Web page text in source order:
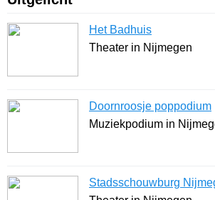
Het Badhuis
Theater in Nijmegen
Doornroosje poppodium
Muziekpodium in
Stadsschouwburg